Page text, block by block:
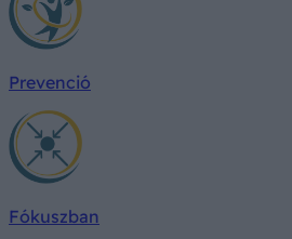
Prevenció
Fókuszban